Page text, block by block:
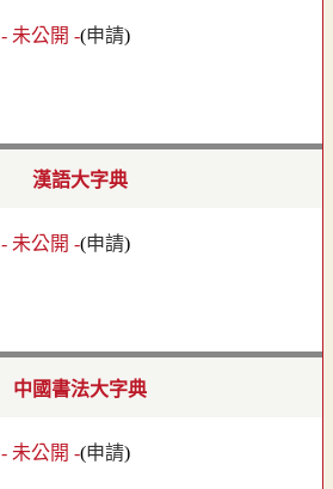
- 未公開 -(申請)
漢語大字典
- 未公開 -(申請)
中國書法大字典
- 未公開 -(申請)